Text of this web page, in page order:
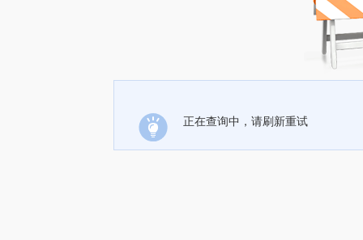
正在查询中，请刷新重试